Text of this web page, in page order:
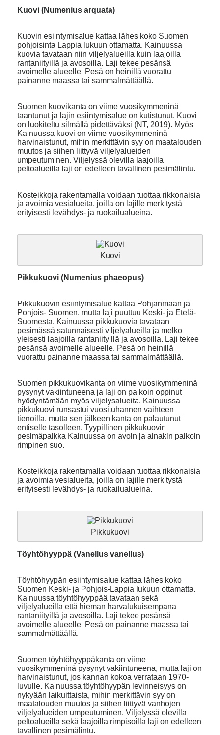
Kuovi (Numenius arquata)
Kuovin esiintymisalue kattaa lähes koko Suomen
pohjoisinta Lappia lukuun ottamatta. Kainuussa
kuovia tavataan niin viljelyalueilla kuin laajoilla
rantaniityillä ja avosoilla. Laji tekee pesänsä
avoimelle alueelle. Pesä on heinillä vuorattu
painanne maassa tai sammalmättäällä.
Suomen kuovikanta on viime vuosikymmeninä
taantunut ja lajin esiintymisalue on kutistunut. Kuovi
on luokiteltu silmällä pidettäväksi (NT, 2019). Myös
Kainuussa kuovi on viime vuosikymmeninä
harvinaistunut, mihin merkittävin syy on maatalouden
muutos ja siihen liittyvä viljelyalueiden
umpeutuminen. Viljelyssä olevilla laajoilla
peltoalueilla laji on edelleen tavallinen pesimälintu.
Kosteikkoja rakentamalla voidaan tuottaa rikkonaisia
ja avoimia vesialueita, joilla on lajille merkitystä
erityisesti levähdys- ja ruokailualueina.
Kuovi
Pikkukuovi (Numenius phaeopus)
Pikkukuovin esiintymisalue kattaa Pohjanmaan ja
Pohjois- Suomen, mutta laji puuttuu Keski- ja Etelä-
Suomesta. Kainuussa pikkukuovia tavataan
pesimässä satunnaisesti viljelyalueilla ja melko
yleisesti laajoilla rantaniityillä ja avosoilla. Laji tekee
pesänsä avoimelle alueelle. Pesä on heinillä
vuorattu painanne maassa tai sammalmättäällä.
Suomen pikkukuovikanta on viime vuosikymmeninä
pysynyt vakiintuneena ja laji on paikoin oppinut
hyödyntämään myös viljelysalueita. Kainuussa
pikkukuovi runsastui vuosituhannen vaihteen
tienoilla, mutta sen jälkeen kanta on palautunut
entiselle tasolleen. Tyypillinen pikkukuovin
pesimäpaikka Kainuussa on avoin ja ainakin paikoin
rimpinen suo.
Kosteikkoja rakentamalla voidaan tuottaa rikkonaisia
ja avoimia vesialueita, joilla on lajille merkitystä
erityisesti levähdys- ja ruokailualueina.
Pikkukuovi
Töyhtöhyyppä (Vanellus vanellus)
Töyhtöhyypän esiintymisalue kattaa lähes koko
Suomen Keski- ja Pohjois-Lappia lukuun ottamatta.
Kainuussa töyhtöhyyppää tavataan sekä
viljelyalueilla että hieman harvalukuisempana
rantaniityillä ja avosoilla. Laji tekee pesänsä
avoimelle alueelle. Pesä on painanne maassa tai
sammalmättäällä.
Suomen töyhtöhyyppäkanta on viime
vuosikymmeninä pysynyt vakiintuneena, mutta laji on
harvinaistunut, jos kannan kokoa verrataan 1970-
luvulle. Kainuussa töyhtöhyypän levinneisyys on
nykyään laikuittaista, mihin merkittävin syy on
maatalouden muutos ja siihen liittyvä vanhojen
viljelyalueiden umpeutuminen. Viljelyssä olevilla
peltoalueilla sekä laajoilla rimpisoilla laji on edelleen
tavallinen pesimälintu.